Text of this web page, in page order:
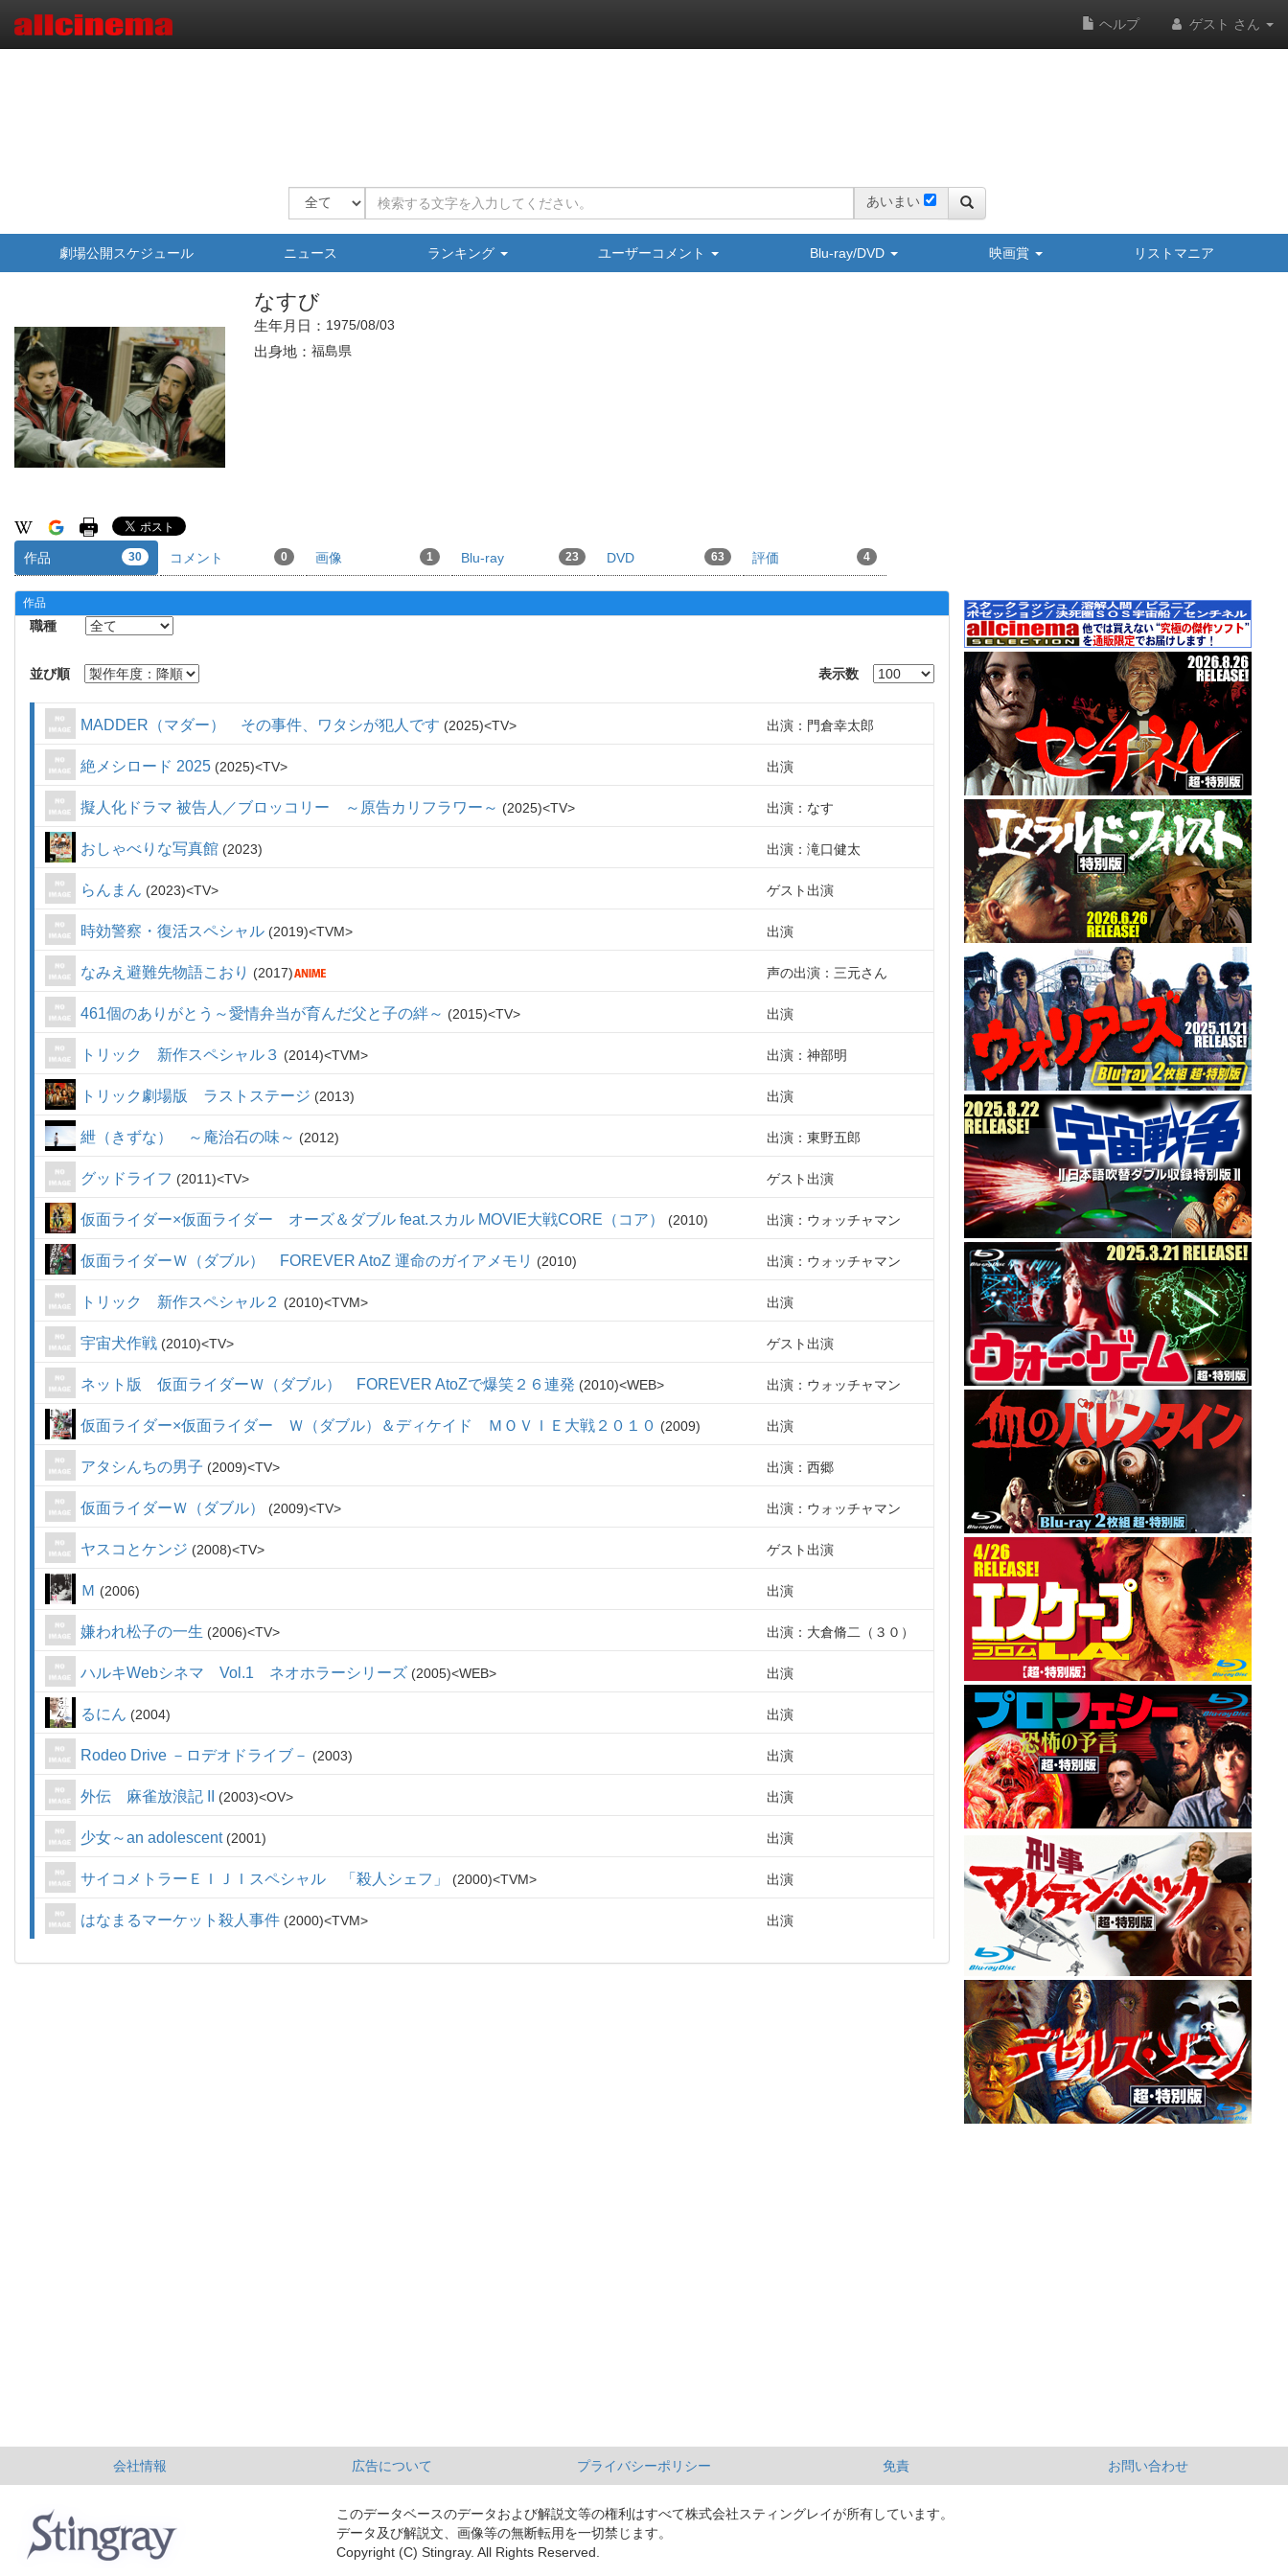
ヘルプ ゲスト さん
あいまい
劇場公開スケジュール ニュース ランキング ユーザーコメント Blu-ray/DVD 映画賞 リストマニア
なすび
生年月日： 1975/08/03
出身地： 福島県
作品 30 コメント 0 画像 1 Blu-ray 23 DVD 63 評価 4
作品
職種
並び順 表示数
MADDER（マダー） その事件、ワタシが犯人です 2025 TV 出演：門倉幸太郎
絶メシロード 2025 2025 TV 出演
擬人化ドラマ 被告人／ブロッコリー ～原告カリフラワー～ 2025 TV 出演：なす
おしゃべりな写真館 2023 出演：滝口健太
らんまん 2023 TV ゲスト出演
時効警察・復活スペシャル 2019 TVM 出演
なみえ避難先物語こおり 2017 声の出演：三元さん
461個のありがとう～愛情弁当が育んだ父と子の絆～ 2015 TV 出演
トリック 新作スペシャル３ 2014 TVM 出演：神部明
トリック劇場版 ラストステージ 2013 出演
紲（きずな） ～庵治石の味～ 2012 出演：東野五郎
グッドライフ 2011 TV ゲスト出演
仮面ライダー×仮面ライダー オーズ＆ダブル feat.スカル MOVIE大戦CORE（コア） 2010 出演：ウォッチャマン
仮面ライダーＷ（ダブル） FOREVER AtoZ 運命のガイアメモリ 2010 出演：ウォッチャマン
トリック 新作スペシャル２ 2010 TVM 出演
宇宙犬作戦 2010 TV ゲスト出演
ネット版 仮面ライダーＷ（ダブル） FOREVER AtoZで爆笑２６連発 2010 WEB 出演：ウォッチャマン
仮面ライダー×仮面ライダー Ｗ（ダブル）＆ディケイド ＭＯＶＩＥ大戦２０１０ 2009 出演
アタシんちの男子 2009 TV 出演：西郷
仮面ライダーＷ（ダブル） 2009 TV 出演：ウォッチャマン
ヤスコとケンジ 2008 TV ゲスト出演
Ｍ 2006 出演
嫌われ松子の一生 2006 TV 出演：大倉脩二（３０）
ハルキWebシネマ Vol.1 ネオホラーシリーズ 2005 WEB 出演
るにん 2004 出演
Rodeo Drive －ロデオドライブ－ 2003 出演
外伝 麻雀放浪記 II 2003 OV 出演
少女～an adolescent 2001 出演
サイコメトラーＥＩＪＩスペシャル 「殺人シェフ」 2000 TVM 出演
はなまるマーケット殺人事件 2000 TVM 出演
会社情報 広告について プライバシーポリシー 免責 お問い合わせ
このデータベースのデータおよび解説文等の権利はすべて株式会社スティングレイが所有しています。
データ及び解説文、画像等の無断転用を一切禁じます。
Copyright (C) Stingray. All Rights Reserved.